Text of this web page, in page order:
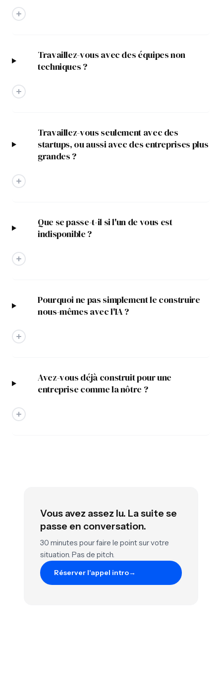
Travaillez-vous avec des équipes non
techniques ?
Travaillez-vous seulement avec des
startups, ou aussi avec des entreprises plus
grandes ?
Que se passe-t-il si l'un de vous est
indisponible ?
Pourquoi ne pas simplement le construire
nous-mêmes avec l'IA ?
Avez-vous déjà construit pour une
entreprise comme la nôtre ?
Vous avez assez lu. La suite se
passe en conversation.
30 minutes pour faire le point sur votre
situation. Pas de pitch.
Réserver l'appel intro→